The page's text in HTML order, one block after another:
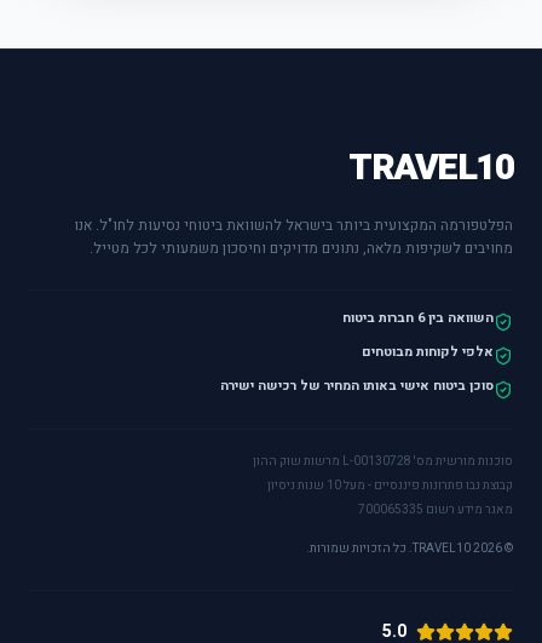
TRAVEL10
הפלטפורמה המקצועית ביותר בישראל להשוואת ביטוחי נסיעות לחו"ל. אנו
מחויבים לשקיפות מלאה, נתונים מדויקים וחיסכון משמעותי לכל מטייל.
השוואה בין 6 חברות ביטוח
אלפי לקוחות מבוטחים
סוכן ביטוח אישי באותו המחיר של רכישה ישירה
סוכנות מורשית מס' L-00130728 מרשות שוק ההון
קבוצת נבו פתרונות פיננסיים - מעל 10 שנות ניסיון
מאגר מידע רשום 700065335
© 2026 TRAVEL10. כל הזכויות שמורות.
5.0